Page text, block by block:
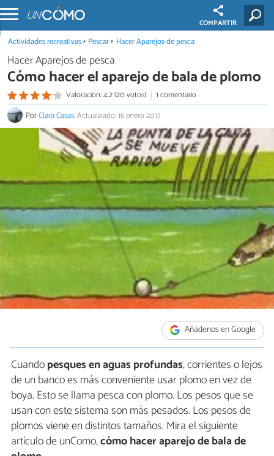
COMPARTIR
Actividades recreativas Pescar Hacer Aparejos de pesca
Hacer Aparejos de pesca
Cómo hacer el aparejo de bala de plomo
Valoración: 4.2 (20 votos)
1 comentario
PorClara Casas.Actualizado: 16 enero 2017
Añádenos en Google
Cuandopesques en aguas profundas, corrientes o lejos
de un banco es más conveniente usar plomo en vez de
boya. Esto se llama pesca con plomo. Los pesos que se
usan con este sistema son más pesados. Los pesos de
plomos viene en distintos tamaños. Mira el siguiente
artículo de unComo,cómo hacer aparejo de bala de